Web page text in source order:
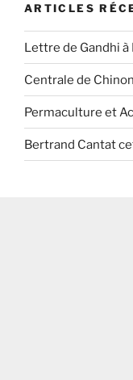
ARTICLES
Lettre de Gandhi
Centrale de
Permaculture et
Bertrand Cantat